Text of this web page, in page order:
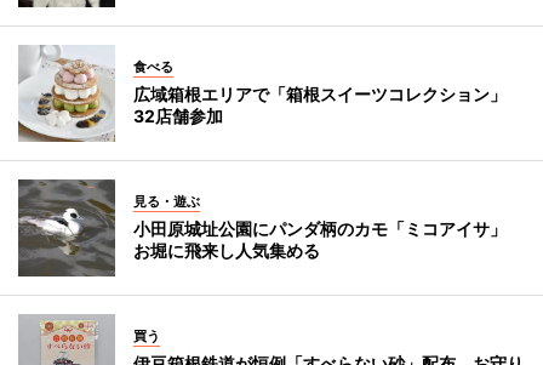
食べる
広域箱根エリアで「箱根スイーツコレクション」
32店舗参加
見る・遊ぶ
小田原城址公園にパンダ柄のカモ「ミコアイサ」
お堀に飛来し人気集める
買う